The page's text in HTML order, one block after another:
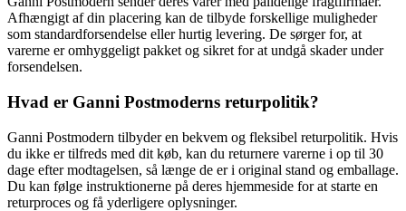
Afhængigt af din placering kan de tilbyde forskellige muligheder
som standardforsendelse eller hurtig levering. De sørger for, at
varerne er omhyggeligt pakket og sikret for at undgå skader under
forsendelsen.
Hvad er Ganni Postmoderns returpolitik?
Ganni Postmodern tilbyder en bekvem og fleksibel returpolitik. Hvis
du ikke er tilfreds med dit køb, kan du returnere varerne i op til 30
dage efter modtagelsen, så længe de er i original stand og emballage.
Du kan følge instruktionerne på deres hjemmeside for at starte en
returproces og få yderligere oplysninger.